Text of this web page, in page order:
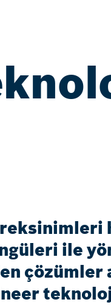
ile
çözümler